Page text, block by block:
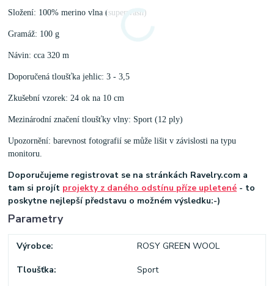
Složení: 100% merino vlna (superwash)
Gramáž: 100 g
Návin: cca 320 m
Doporučená tloušťka jehlic: 3 - 3,5
Zkušební vzorek: 24 ok na 10 cm
Mezinárodní značení tloušťky vlny: Sport (12 ply)
Upozornění: barevnost fotografií se může lišit v závislosti na typu
monitoru.
Doporučujeme registrovat se na stránkách Ravelry.com a
tam si projít projekty z daného odstínu příze upletené - to
poskytne nejlepší představu o možném výsledku:-)
Parametry
Výrobce ROSY GREEN WOOL
Tloušťka Sport